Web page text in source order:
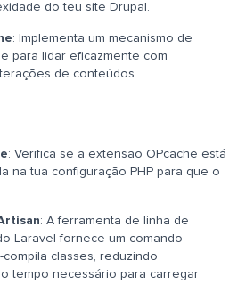
do teu site Drupal.
: Implementa um mecanismo de
para lidar eficazmente com
de conteúdos.
: Verifica se a extensão OPcache está
na tua configuração PHP para que o
: A ferramenta de linha de
Laravel fornece um comando
classes, reduzindo
tempo necessário para carregar